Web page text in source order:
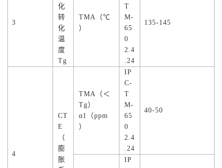
3
化
转
化
温
度
Tg
TMA（℃
）
T
M-
65
0
2.4
.24
135-145
4
CT
E
（
膨
胀
TMA（＜
Tg）
α1（ppm
）
IP
C-
T
M-
65
0
2.4
.24
40-50
IP